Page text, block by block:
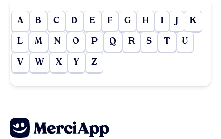
A B C D E F G H I J K
L M N O P Q R S T U
V W X Y Z